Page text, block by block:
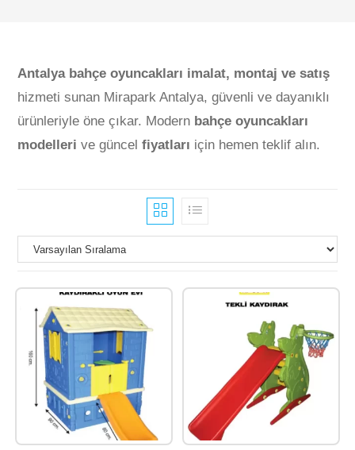
Antalya bahçe oyuncakları imalat, montaj ve satış
hizmeti sunan Mirapark Antalya, güvenli ve dayanıklı
ürünleriyle öne çıkar. Modern bahçe oyuncakları
modelleri ve güncelfiyatları için hemen teklif alın.